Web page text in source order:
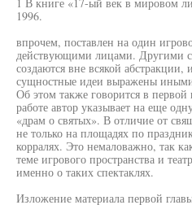
1996.
впрочем, поставлен на один
действующими лицами. Другими
создаются вне всякой
сущностные идеи выражены
Об этом также говорится в первой
работе автор указывает на еще
«драм о святых». В отличие от
не только на площадях по
корралях. Это немаловажно, так
теме игрового пространства и
именно о таких спектаклях.
Изложение материала первой